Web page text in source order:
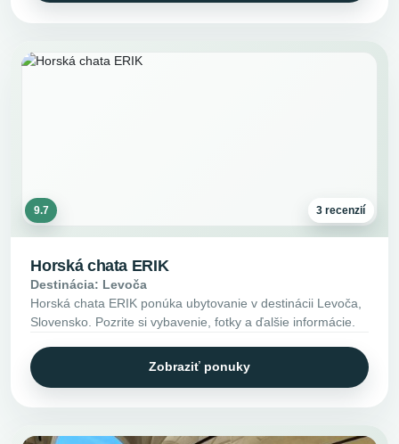
9.7 3 recenzií
Horská chata ERIK
Destinácia: Levoča
Horská chata ERIK ponúka ubytovanie v destinácii Levoča,
Slovensko. Pozrite si vybavenie, fotky a ďalšie informácie.
Zobraziť ponuky